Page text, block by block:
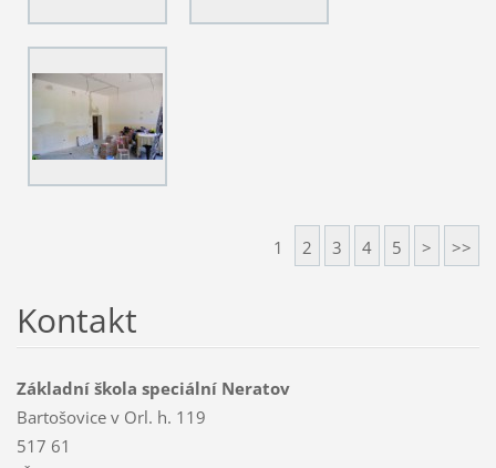
1 2 3 4 5 > >>
Kontakt
Základní škola speciální Neratov
Bartošovice v Orl. h. 119
517 61